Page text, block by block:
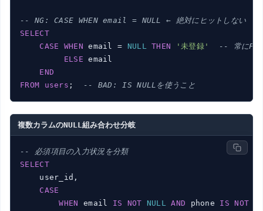
-- NG: CASE WHEN email = NULL ← 絶対にヒットしない
SELECT
CASE
WHEN email = NULL THEN '未登録'
-- 常に
ELSE email
END
FROM
users ; -- BAD: IS NULLを使うこと
複数カラムのNULL組み合わせ分岐
-- 必須項目の入力状況を分類
SELECT
    user_id,
CASE
WHEN
email IS NOT NULL AND phone IS NOT